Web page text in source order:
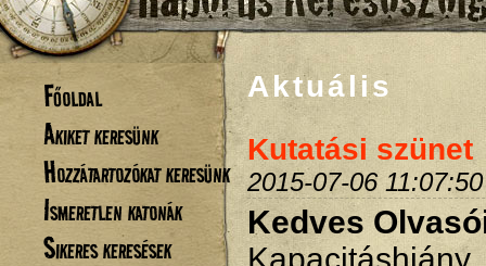
Főoldal
Akiket keresünk
Hozzátartozókat keresünk
Ismeretlen katonák
Sikeres keresések
Aktuális
Kutatási szünet
2015-07-06 11:07:50
Kedves